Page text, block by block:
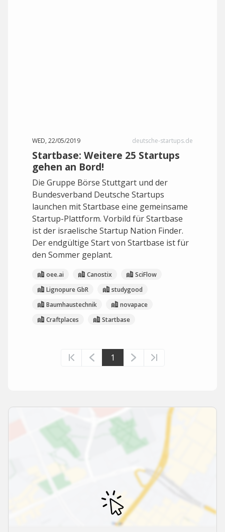
WED, 22/05/2019 deutsche-startups.de
Startbase: Weitere 25 Startups
gehen an Bord!
Die Gruppe Börse Stuttgart und der
Bundesverband Deutsche Startups
launchen mit Startbase eine gemeinsame
Startup-Plattform. Vorbild für Startbase
ist der israelische Startup Nation Finder.
Der endgültige Start von Startbase ist für
den Sommer geplant.
oee.ai Canostix
SciFlow
Lignopure GbR
studygood
Baumhaustechnik
novapace
Craftplaces
Startbase
1